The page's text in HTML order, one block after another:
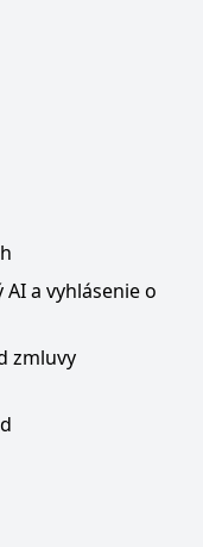
a vyhlásenie o
zmluvy